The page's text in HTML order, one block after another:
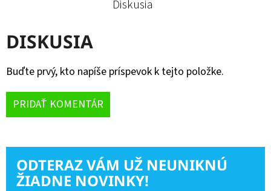
Diskusia
DISKUSIA
Buďte prvý, kto napíše príspevok k tejto položke.
PRIDAŤ KOMENTÁR
ODTERAZ VÁM UŽ NEUNIKNÚ
ŽIADNE NOVINKY!